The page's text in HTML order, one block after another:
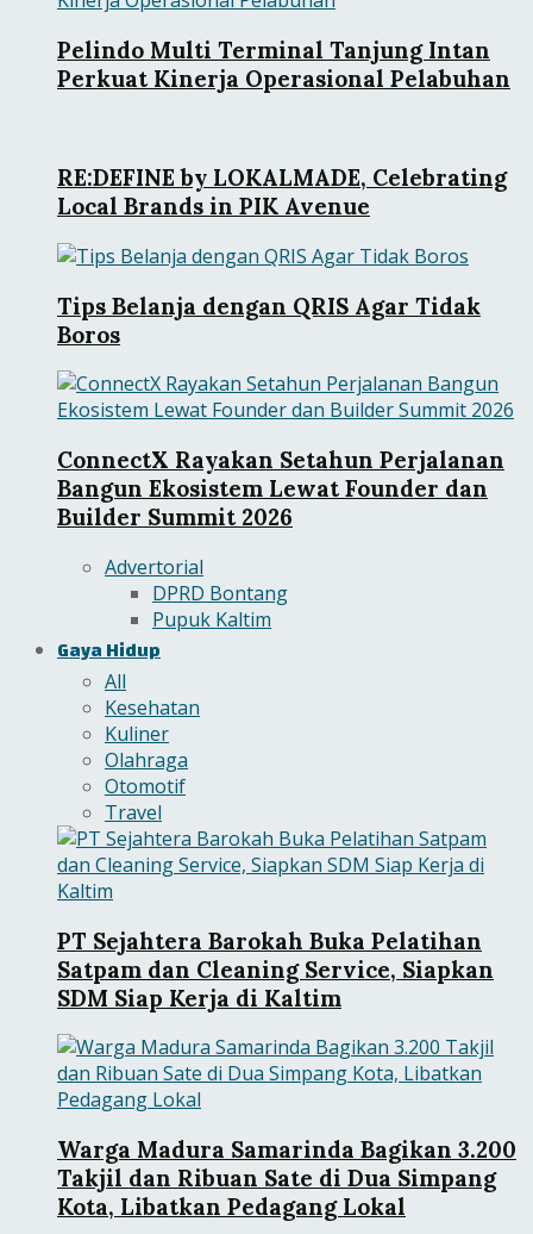
Pelindo Multi Terminal Tanjung Intan
Perkuat Kinerja Operasional Pelabuhan
RE:DEFINE by LOKALMADE, Celebrating
Local Brands in PIK Avenue
Tips Belanja dengan QRIS Agar Tidak
Boros
ConnectX Rayakan Setahun Perjalanan
Bangun Ekosistem Lewat Founder dan
Builder Summit 2026
Advertorial
DPRD Bontang
Pupuk Kaltim
Gaya Hidup
All
Kesehatan
Kuliner
Olahraga
Otomotif
Travel
PT Sejahtera Barokah Buka Pelatihan
Satpam dan Cleaning Service, Siapkan
SDM Siap Kerja di Kaltim
Warga Madura Samarinda Bagikan 3.200
Takjil dan Ribuan Sate di Dua Simpang
Kota, Libatkan Pedagang Lokal